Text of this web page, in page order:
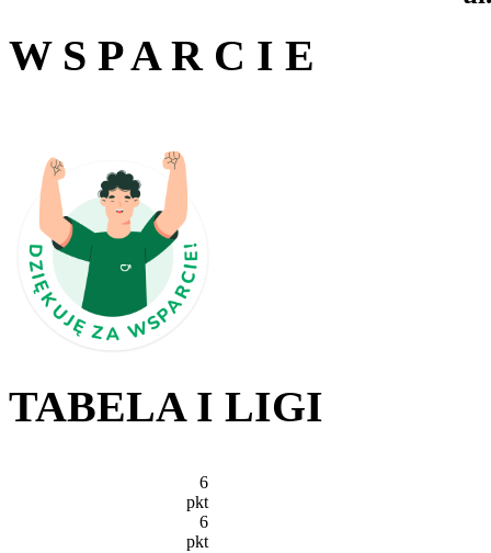
W S P A R C I E
TABELA I LIGI
6
pkt
6
pkt